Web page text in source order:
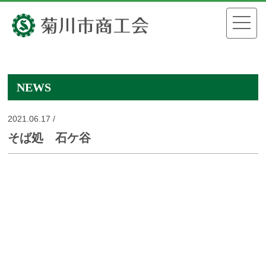
NEWS
2021.06.17 /
そば処 石ケ谷